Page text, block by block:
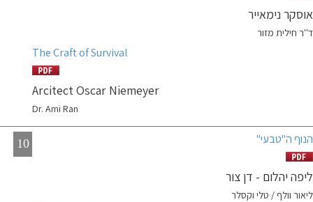
אוסקר נימאייר
ד''ר חילית מזור
The Craft of Survival
Arcitect Oscar Niemeyer
Dr. Ami Ran
הנוף ה''טבעי''
ליפה יהלום - דן צור
ליאור וולף / טלי וקסלר
10